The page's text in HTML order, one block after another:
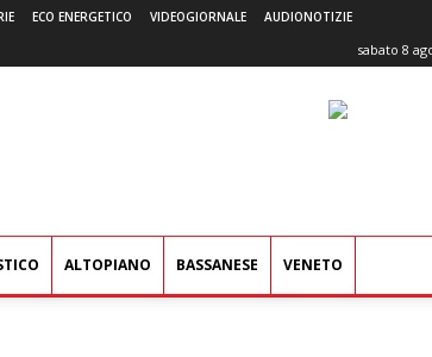
ECO ENERGETICO VIDEOGIORNALE AUDIONOTIZIE
sabato 8
ALTOPIANO BASSANESE VENETO